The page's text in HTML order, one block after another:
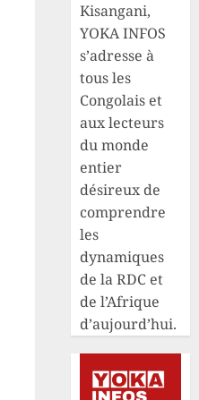
Kisangani,
YOKA INFOS
s’adresse à
tous les
Congolais et
aux lecteurs
du monde
entier
désireux de
comprendre
les
dynamiques
de la RDC et
de l’Afrique
d’aujourd’hui.